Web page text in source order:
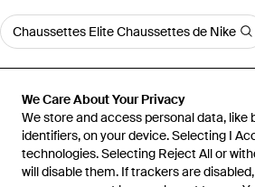
We Care About Your Privacy
We store and access personal data, like
identifiers, on your device. Selecting I
technologies. Selecting Reject All or
will disable them. If trackers are
Chaussettes Elite Chaussettes de Nike
Accueil Sous-vêtements homme Slips